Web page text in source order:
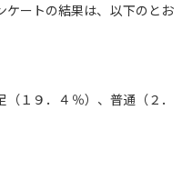
ケートの結果は、以下のとお
１９．４％）、普通（２．